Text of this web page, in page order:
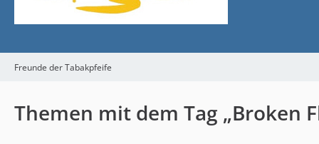
Freunde der Tabakpfeife
Themen mit dem Tag „Broken